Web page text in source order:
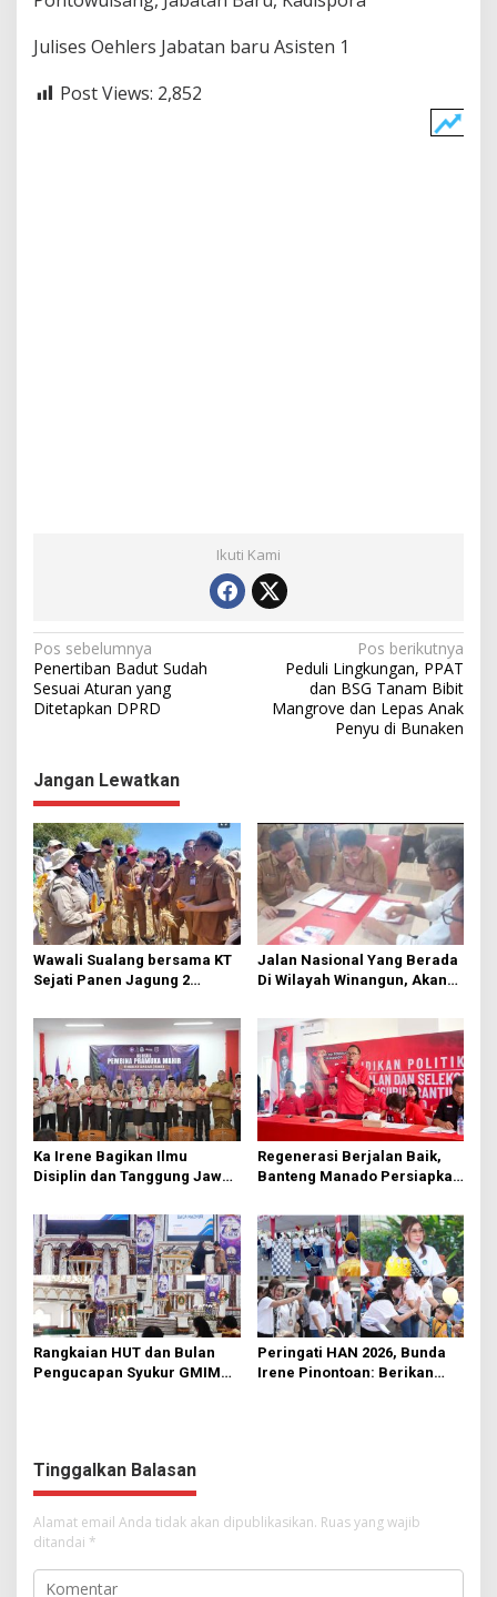
Julises Oehlers Jabatan baru Asisten 1
Post Views: 2,852
Ikuti Kami
N
a
v
g
a
s
i
p
o
s
Pos sebelumnya
Penertiban Badut Sudah
Sesuai Aturan yang
Ditetapkan DPRD
Pos berikutnya
Peduli Lingkungan, PPAT
dan BSG Tanam Bibit
Mangrove dan Lepas Anak
Penyu di Bunaken
Jangan Lewatkan
Wawali Sualang bersama KT
Sejati Panen Jagung 2
Jalan Nasional Yang Berada
Di Wilayah Winangun, Akan
Ka Irene Bagikan Ilmu
Disiplin dan Tanggung Jawab
Manado
Regenerasi Berjalan Baik,
Banteng Manado Persiapkan
Rumput
Rangkaian HUT dan Bulan
Pengucapan Syukur GMIM
Peringati HAN 2026, Bunda
Irene Pinontoan: Berikan
Tinggalkan Balasan
Alamat email Anda tidak akan dipublikasikan. Ruas yang wajib
ditandai *